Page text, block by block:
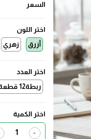
السعر
اختر اللون
أزرق
زهري
اختر العدد
ربطة12 قطعة
اختر الكمية
-